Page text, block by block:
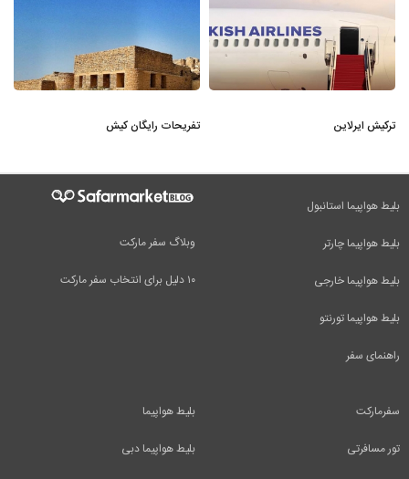
ترکیش ایرلاین تفریحات رایگان کیش
وبلاگ سفر مارکت
۱۰ دلیل برای انتخاب سفر مارکت
بلیط هواپیما استانبول
بلیط هواپیما چارتر
بلیط هواپیما خارجی
بلیط هواپیما تورنتو
راهنمای سفر
بلیط هواپیما
بلیط هواپیما دبی
سفرمارکت
تور مسافرتی